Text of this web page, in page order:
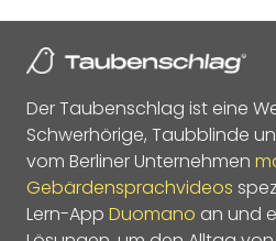
Der Taubenschlag ist eine
Schwerhörige, Taubblinde
vom Berliner Unternehmen
Gebärdensprachvideos
Lern-App Duomano an und